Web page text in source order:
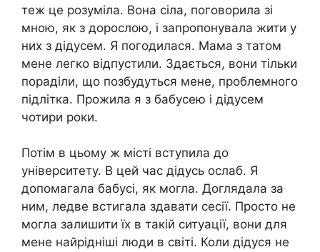
теж це розуміла. Вона сіла, поговорила зі
мною, як з дорослою, і запропонувала жити у
них з дідусем. Я погодилася. Мама з татом
мене легко відпустили. Здається, вони тільки
пораділи, що позбудуться мене, проблемного
підлітка. Прожила я з бабусею і дідусем
чотири роки.
Потім в цьому ж місті вступила до
університету. В цей час дідусь ослаб. Я
допомагала бабусі, як могла. Доглядала за
ним, ледве встигала здавати сесії. Просто не
могла залишити їх в такій ситуації, вони для
мене найрідніші люди в світі. Коли дідуся не